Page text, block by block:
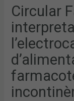
Circular
NUTRICIÓ
REVISIÓ
PER
A
LA
URINÀRIA